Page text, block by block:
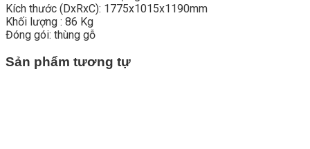
Kích thước (DxRxC): 1775x1015x1190mm
Khối lượng : 86 Kg
Đóng gói: thùng gỗ
Sản phẩm tương tự